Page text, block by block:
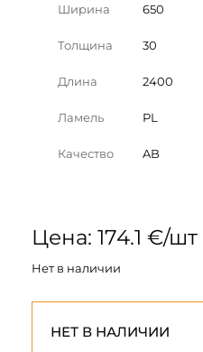
Ширина 650
Толщина 30
Длина 2400
Ламель PL
Качество AB
Цена: 174.1 €/шт
Нет в наличии
НЕТ В НАЛИЧИИ